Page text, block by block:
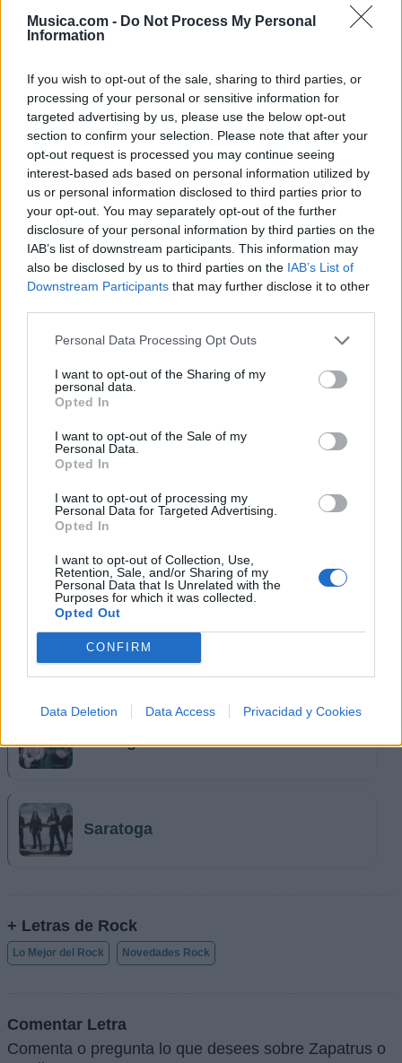
Musica.com - Do Not Process My Personal
Information
If you wish to opt-out of the sale, sharing to third parties, or
processing of your personal or sensitive information for
targeted advertising by us, please use the below opt-out
section to confirm your selection. Please note that after your
opt-out request is processed you may continue seeing
interest-based ads based on personal information utilized by
us or personal information disclosed to third parties prior to
your opt-out. You may separately opt-out of the further
disclosure of your personal information by third parties on the
IAB’s list of downstream participants. This information may
also be disclosed by us to third parties on the IAB’s List of
Downstream Participants that may further disclose it to other
Personal Data Processing Opt Outs
I want to opt-out of the Sharing of my
personal data.
Opted In
I want to opt-out of the Sale of my
Personal Data.
Opted In
I want to opt-out of processing my
Personal Data for Targeted Advertising.
Opted In
I want to opt-out of Collection, Use,
Retention, Sale, and/or Sharing of my
Personal Data that Is Unrelated with the
Purposes for which it was collected.
Opted Out
CONFIRM
Data Deletion Data Access Privacidad y Cookies
Música Relacionada
Marea
Laura Pausini
Ska-P
La Fuga
Saratoga
+ Letras de Rock
Lo Mejor del Rock Novedades Rock
Comentar Letra
Comenta o pregunta lo que desees sobre Zapatrus o